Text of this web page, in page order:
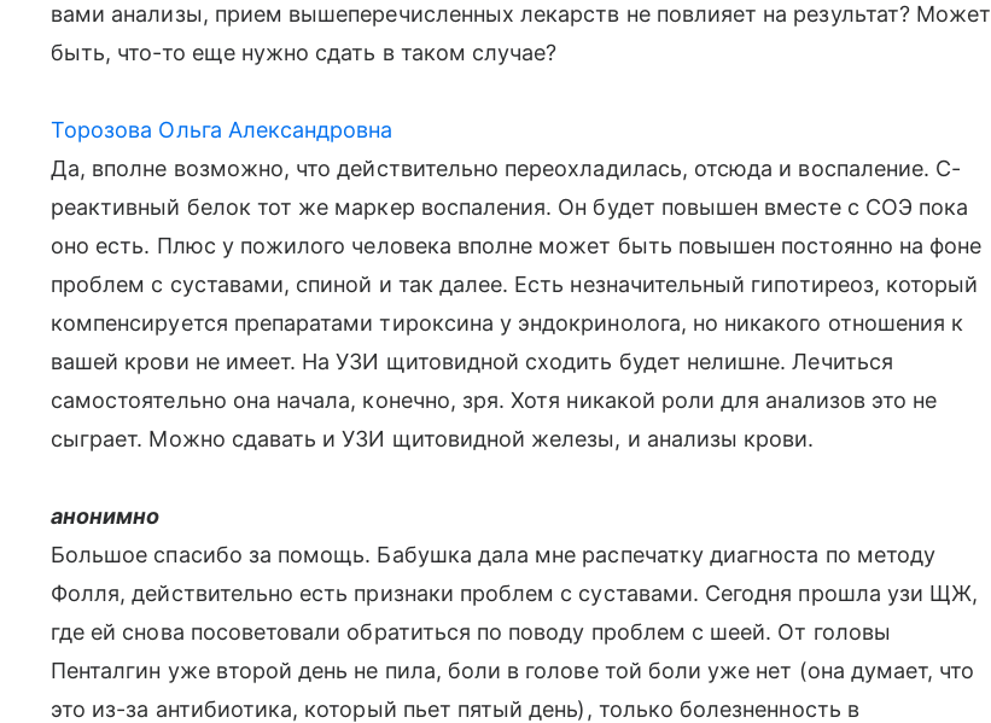
вами анализы, прием вышеперечисленных лекарств не повлияет на результат? Может
быть, что-то еще нужно сдать в таком случае?
Торозова Ольга Александровна
Да, вполне возможно, что действительно переохладилась, отсюда и воспаление. С-
реактивный белок тот же маркер воспаления. Он будет повышен вместе с СОЭ пока
оно есть. Плюс у пожилого человека вполне может быть повышен постоянно на фоне
проблем с суставами, спиной и так далее. Есть незначительный гипотиреоз, который
компенсируется препаратами тироксина у эндокринолога, но никакого отношения к
вашей крови не имеет. На УЗИ щитовидной сходить будет нелишне. Лечиться
самостоятельно она начала, конечно, зря. Хотя никакой роли для анализов это не
сыграет. Можно сдавать и УЗИ щитовидной железы, и анализы крови.
анонимно
Большое спасибо за помощь. Бабушка дала мне распечатку диагноста по методу
Фолля, действительно есть признаки проблем с суставами. Сегодня прошла узи ЩЖ,
где ей снова посоветовали обратиться по поводу проблем с шеей. От головы
Пенталгин уже второй день не пила, боли в голове той боли уже нет (она думает, что
это из-за антибиотика, который пьет пятый день), только болезненность в